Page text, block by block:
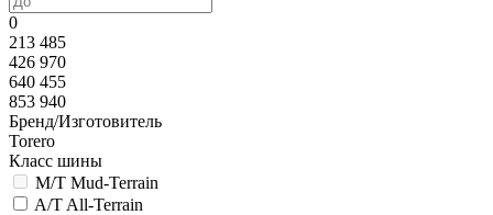
По популярности
0
213 485
426 970
640 455
853 940
Бренд/Изготовитель
Torero
Класс шины
M/T Mud-Terrain
A/T All-Terrain